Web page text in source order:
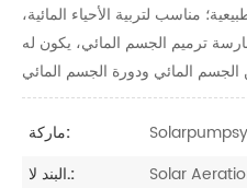
مناسب لتربية الأحياء المائية،
ترميم الجسم المائي، يكون له
ماركة:
البند لا.:
Solar